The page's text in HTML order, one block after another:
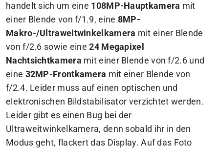
handelt sich um eine 108MP-Hauptkamera mit
einer Blende von f/1.9, eine 8MP-
Makro-/Ultraweitwinkelkamera mit einer Blende
von f/2.6 sowie eine24 Megapixel
Nachtsichtkamera mit einer Blende von f/2.6 und
eine 32MP-Frontkamera mit einer Blende von
f/2.4. Leider muss auf einen optischen und
elektronischen Bildstabilisator verzichtet werden.
Leider gibt es einen Bug bei der
Ultraweitwinkelkamera, denn sobald ihr in den
Modus geht, flackert das Display. Auf das Foto